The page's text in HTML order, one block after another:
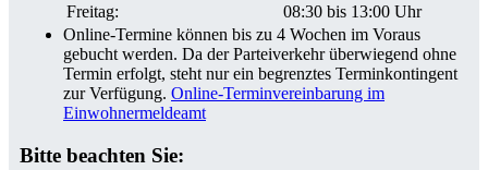
Freitag:
08:30 bis 13:00 Uhr
Online-Termine können bis zu 4 Wochen im Voraus
gebucht werden. Da der Parteiverkehr überwiegend ohne
Termin erfolgt, steht nur ein begrenztes Terminkontingent
zur Verfügung. Online-Terminvereinbarung im
Einwohnermeldeamt
Bitte beachten Sie: